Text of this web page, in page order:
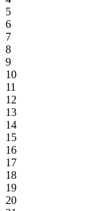
5
6
7
8
9
10
11
12
13
14
15
16
17
18
19
20